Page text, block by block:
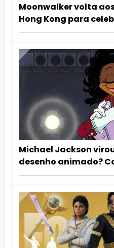
Moonwalker volta
Hong Kong para
de Michael Jackson
Michael Jackson
desenho animado?
Duckson